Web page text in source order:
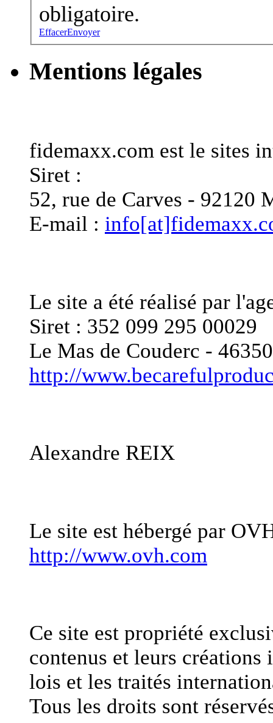
obligatoire.
EffacerEnvoyer
Mentions légales
fidemaxx.com est le sites
Siret :
52, rue de Carves - 92120
E-mail :
Le site a été réalisé par
Siret : 352 099 295 00029
Le Mas de Couderc -
http://
Alexandre REIX
Le site est hébergé par
http://www.ovh.com
Ce site est propriété
contenus et leurs créations
lois et les traités
Tous les droits sont